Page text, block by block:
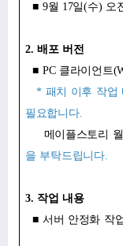
■ 9월 17일(수) 오
2.배포 버전
■ PC 클라이언트
* 패치 이후 작업
필요합니다.
메이플스토리
을 부탁드립니다.
3. 작업 내용
■ 서버 안정화 작